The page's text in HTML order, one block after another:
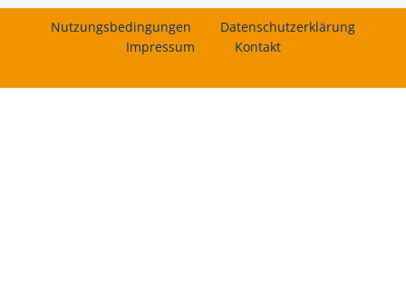
Nutzungsbedingungen
Datenschutzerklärung
Impressum
Kontakt